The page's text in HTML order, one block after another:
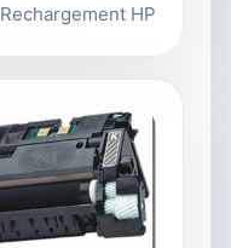
Rechargement HP